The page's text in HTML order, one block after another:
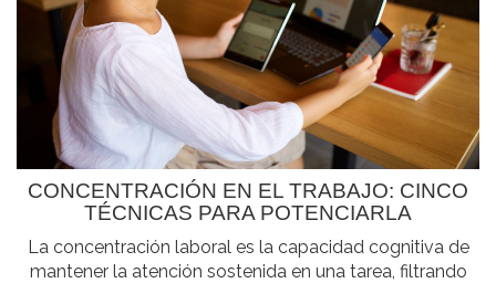
CONCENTRACIÓN EN EL TRABAJO: CINCO
TÉCNICAS PARA POTENCIARLA
La concentración laboral es la capacidad cognitiva de
mantener la atención sostenida en una tarea, filtrando